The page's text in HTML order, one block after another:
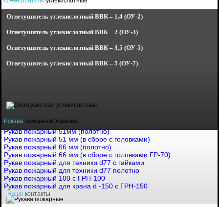
Огнетушитель углекислотный ВВК – 1,4 (ОУ-2)
Огнетушитель углекислотный ВВК – 2 (ОУ-3)
Огнетушитель углекислотный ВВК – 3,5 (ОУ-5)
Огнетушитель углекислотный ВВК – 5 (ОУ-7)
Рукава пожарные Украина
Рукав пожарный 51мм (полотно)
Рукав пожарный 51 мм (в сборе с головками)
Рукав пожарный 66 мм (полотно)
Рукав пожарный 66 мм (в сборе с головками ГР-70)
Рукав пожарный для техники d77 с гайками
Рукав пожарный для техники d77 полотно
Рукав пожарный 100 с ГРН-100
Рукав пожарный для крана d -150 с ГРН-150
Наши контакты